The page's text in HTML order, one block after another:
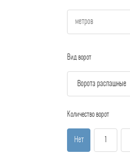
Вид ворот
Количество ворот
Нет